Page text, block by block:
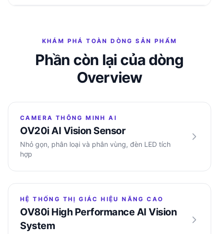
KHÁM PHÁ TOÀN DÒNG SẢN PHẨM
Phần còn lại của dòng
Overview
CAMERA THÔNG MINH AI
OV20i AI Vision Sensor
Nhỏ gọn, phân loại và phân vùng, đèn LED tích
hợp
HỆ THỐNG THỊ GIÁC HIỆU NĂNG CAO
OV80i High Performance AI Vision
System